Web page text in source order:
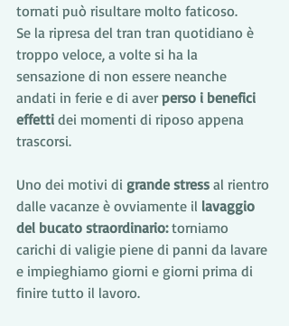
tornati può risultare molto faticoso.
Se la ripresa del tran tran quotidiano è
troppo veloce, a volte si ha la
sensazione di non essere neanche
andati in ferie e di aver perso i benefici
effetti dei momenti di riposo appena
trascorsi.
Uno dei motivi di grande stress al rientro
dalle vacanze è ovviamente il lavaggio
del bucato straordinario: torniamo
carichi di valigie piene di panni da lavare
e impieghiamo giorni e giorni prima di
finire tutto il lavoro.